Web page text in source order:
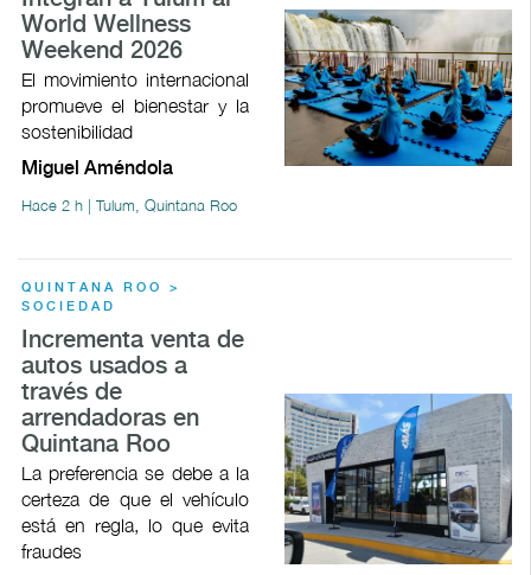
World Wellness
Weekend 2026
El movimiento internacional
promueve el bienestar y la
sostenibilidad
Miguel Améndola
Hace 2 h | Tulum, Quintana Roo
QUINTANA ROO >
SOCIEDAD
Incrementa venta de
autos usados a
través de
arrendadoras en
Quintana Roo
La preferencia se debe a la
certeza de que el vehículo
está en regla, lo que evita
fraudes